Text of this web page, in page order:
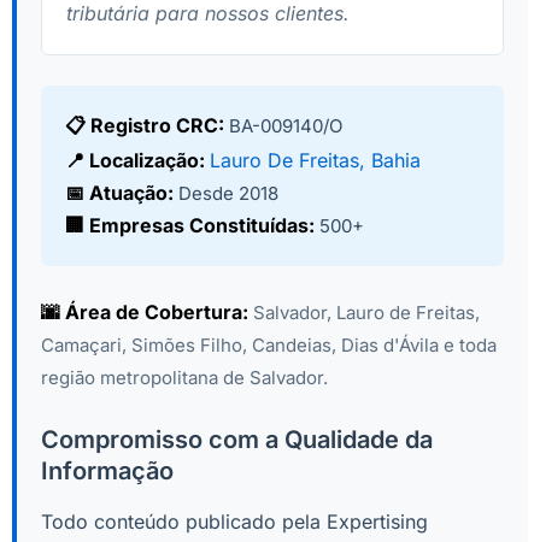
tributária para nossos clientes.
📋 Registro CRC: BA-009140/O
📍 Localização: Lauro De Freitas, Bahia
📅 Atuação: Desde 2018
🏢 Empresas Constituídas: 500+
🌆 Área de Cobertura: Salvador, Lauro de Freitas,
Camaçari, Simões Filho, Candeias, Dias d'Ávila e toda
região metropolitana de Salvador.
Compromisso com a Qualidade da
Informação
Todo conteúdo publicado pela Expertising